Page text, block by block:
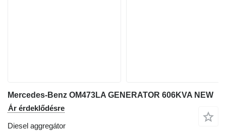
Mercedes-Benz OM473LA GENERATOR 606KVA NEW
Ár érdeklődésre
Diesel aggregátor